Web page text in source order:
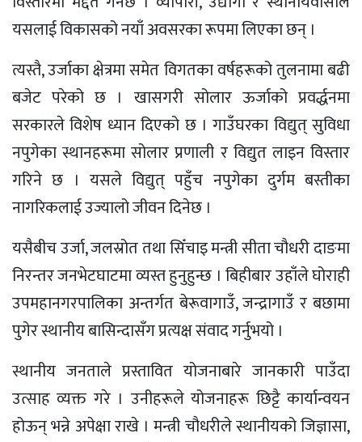
यसलाई विकासको नयाँ अवसरका रूपमा लिएका छन् ।
त्यस्तै, उर्जाका क्षेत्रमा समेत विगतका वर्षहरूको तुलनामा बढी
बजेट परेको छ । खासगरी सोलार ऊर्जाको प्रवर्द्धनमा
सरकारले विशेष ध्यान दिएको छ । गाउँघरका विद्युत् सुविधा
नपुगेका स्थानहरूमा सोलार प्रणाली र विद्युत लाइन विस्तार
गरिने छ । यसले विद्युत् पहुँच नपुगेका दुर्गम बस्तीका
नागरिकलाई उज्यालो जीवन दिनेछ ।
यसैबीच उर्जा, जलस्रोत तथा सिँचाइ मन्त्री सीता चौधरी दाङमा
निरन्तर जनभेटघाटमा व्यस्त हुनुहुन्छ । बिहीबार उहाँले घोराही
उपमहानगरपालिका अन्तर्गत बेरूवागाउँ, जन्द्रागाउँ र बछामा
पुगेर स्थानीय बासिन्दासँग प्रत्यक्ष संवाद गर्नुभयो ।
स्थानीय जनताले प्रस्तावित योजनाबारे जानकारी पाउँदा
उत्साह व्यक्त गरे । उनीहरूले योजनाहरू छिट्टै कार्यान्वयन
होऊन् भन्ने अपेक्षा राखे । मन्त्री चौधरीले स्थानीयको जिज्ञासा,